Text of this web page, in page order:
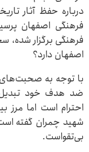
درباره حفظ آثار
فرهنگی اصفهان
فرهنگی برگزار شده،
اصفهان دارد؟
با توجه به صحبت‌های
ضد هدف خود تبدیل
احترام است اما مرز
شهید چمران گفته
بی‌تقواست.